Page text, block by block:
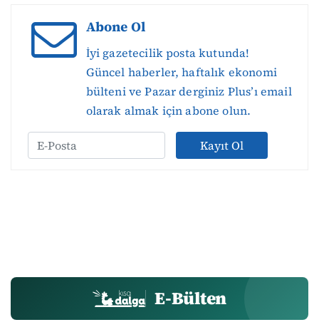
Abone Ol
İyi gazetecilik posta kutunda!
Güncel haberler, haftalık ekonomi
bülteni ve Pazar derginiz Plus’ı email
olarak almak için abone olun.
Kayıt Ol
E-Bülten